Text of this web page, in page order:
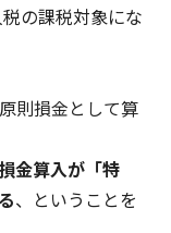
の課税対象にな
則損金として算
金算入が「特
、ということを